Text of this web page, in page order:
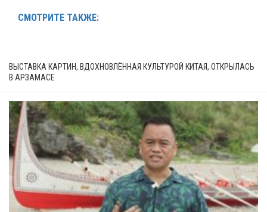
СМОТРИТЕ ТАКЖЕ:
ВЫСТАВКА КАРТИН, ВДОХНОВЛЁННАЯ КУЛЬТУРОЙ КИТАЯ, ОТКРЫЛАСЬ
В АРЗАМАСЕ